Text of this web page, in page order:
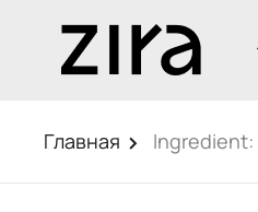
Главная Ingredient: